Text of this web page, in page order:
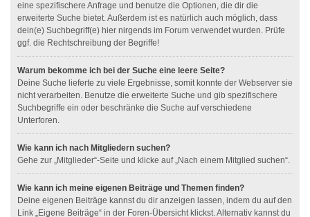
eine spezifischere Anfrage und benutze die Optionen, die dir die
erweiterte Suche bietet. Außerdem ist es natürlich auch möglich, dass
dein(e) Suchbegriff(e) hier nirgends im Forum verwendet wurden. Prüfe
ggf. die Rechtschreibung der Begriffe!
Warum bekomme ich bei der Suche eine leere Seite?
Deine Suche lieferte zu viele Ergebnisse, somit konnte der Webserver sie
nicht verarbeiten. Benutze die erweiterte Suche und gib spezifischere
Suchbegriffe ein oder beschränke die Suche auf verschiedene
Unterforen.
Wie kann ich nach Mitgliedern suchen?
Gehe zur „Mitglieder“-Seite und klicke auf „Nach einem Mitglied suchen“.
Wie kann ich meine eigenen Beiträge und Themen finden?
Deine eigenen Beiträge kannst du dir anzeigen lassen, indem du auf den
Link „Eigene Beiträge“ in der Foren-Übersicht klickst. Alternativ kannst du